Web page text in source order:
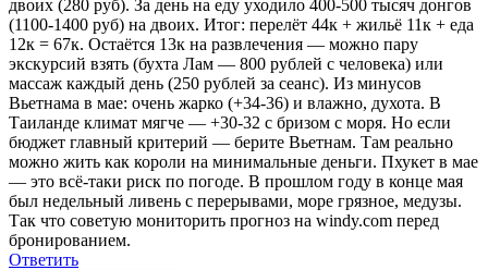
двоих (280 руб). За день на еду уходило 400-500 тысяч донгов
(1100-1400 руб) на двоих. Итог: перелёт 44к + жильё 11к + еда
12к = 67к. Остаётся 13к на развлечения — можно пару
экскурсий взять (бухта Лам — 800 рублей с человека) или
массаж каждый день (250 рублей за сеанс). Из минусов
Вьетнама в мае: очень жарко (+34-36) и влажно, духота. В
Таиланде климат мягче — +30-32 с бризом с моря. Но если
бюджет главный критерий — берите Вьетнам. Там реально
можно жить как короли на минимальные деньги. Пхукет в мае
— это всё-таки риск по погоде. В прошлом году в конце мая
был недельный ливень с перерывами, море грязное, медузы.
Так что советую мониторить прогноз на windy.com перед
бронированием.
Ответить